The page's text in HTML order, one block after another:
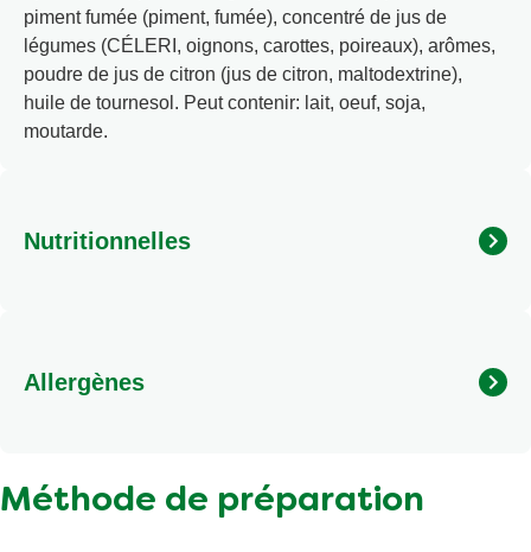
piment fumée (piment, fumée), concentré de jus de
légumes (CÉLERI, oignons, carottes, poireaux), arômes,
poudre de jus de citron (jus de citron, maltodextrine),
huile de tournesol. Peut contenir: lait, oeuf, soja,
moutarde.
Nutritionnelles
Matières grasses saturées
0,9 g
Total des glucides
Allergènes
Méthode de préparation